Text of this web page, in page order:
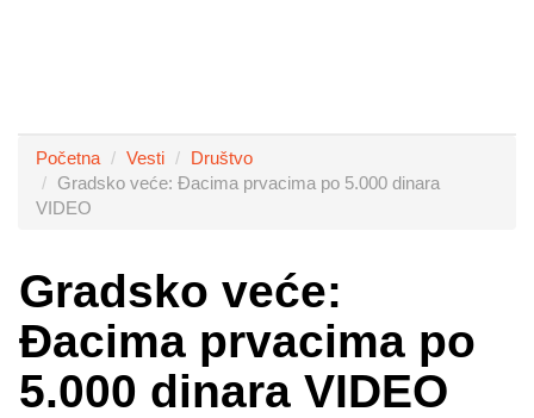
Početna Vesti
Društvo
Gradsko veće: Đacima prvacima po 5.000 dinara
VIDEO
Gradsko veće:
Đacima prvacima po
5.000 dinara VIDEO